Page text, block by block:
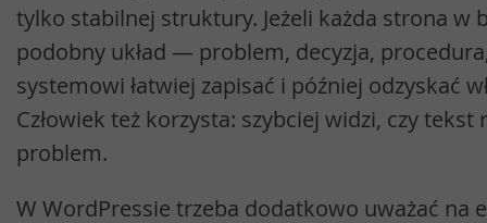
tylko stabilnej struktury. Jeżeli każda strona w
podobny układ — problem, decyzja,
systemowi łatwiej zapisać i później odzyskać
Człowiek też korzysta: szybciej widzi, czy tekst
problem.
W WordPressie trzeba dodatkowo uważać na